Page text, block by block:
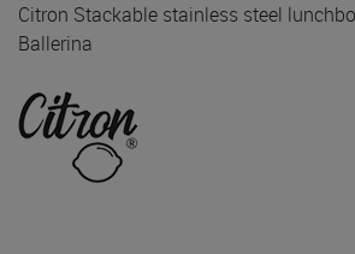
Citron Stackable stainless steel
Ballerina